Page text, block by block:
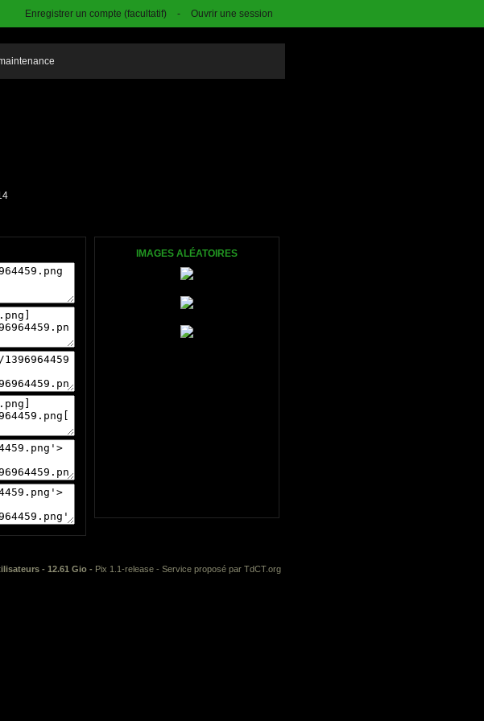
Enregistrer un compte (facultatif) - Ouvrir une session
IMAGES ALÉATOIRES
- 12.61 Gio - Pix 1.1-release - Service proposé par TdCT.org